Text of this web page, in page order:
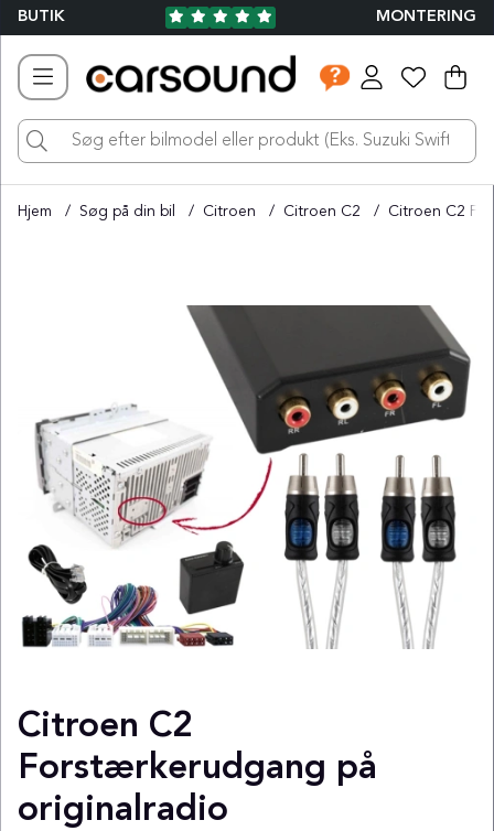
BUTIK MONTERING
.
Hjem Søg på din bil Citroen Citroen C2 Citroen C2
Citroen C2
Forstærkerudgang på
originalradio